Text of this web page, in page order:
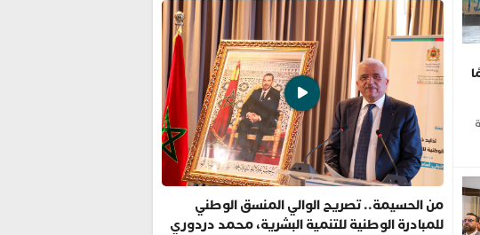
تلتزم بأفضل المعايير الدولية
من الحسيمة.. تصريح الوالي المنسق الوطني
للمبادرة الوطنية للتنمية البشرية، محمد دردوري